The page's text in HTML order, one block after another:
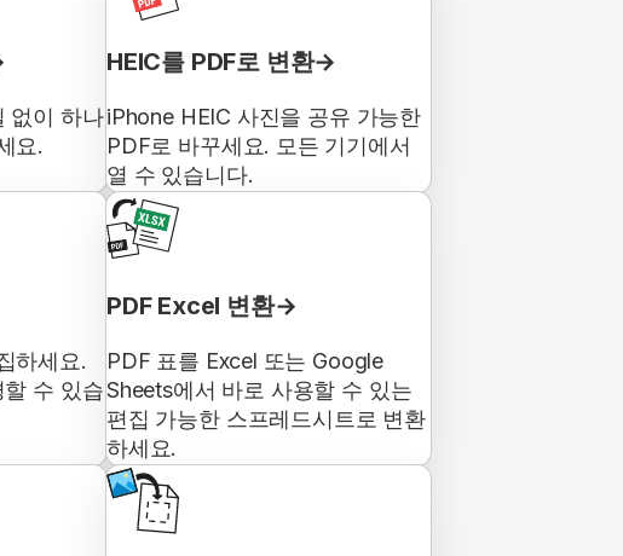
없이 하나
요.
HEIC를 PDF로 변환
iPhone HEIC 사진을 공유 가능한
PDF로 바꾸세요. 모든 기기에서
열 수 있습니다.
하세요.
수 있습
PDF Excel 변환
PDF 표를 Excel 또는 Google
Sheets에서 바로 사용할 수 있는
편집 가능한 스프레드시트로 변환
하세요.